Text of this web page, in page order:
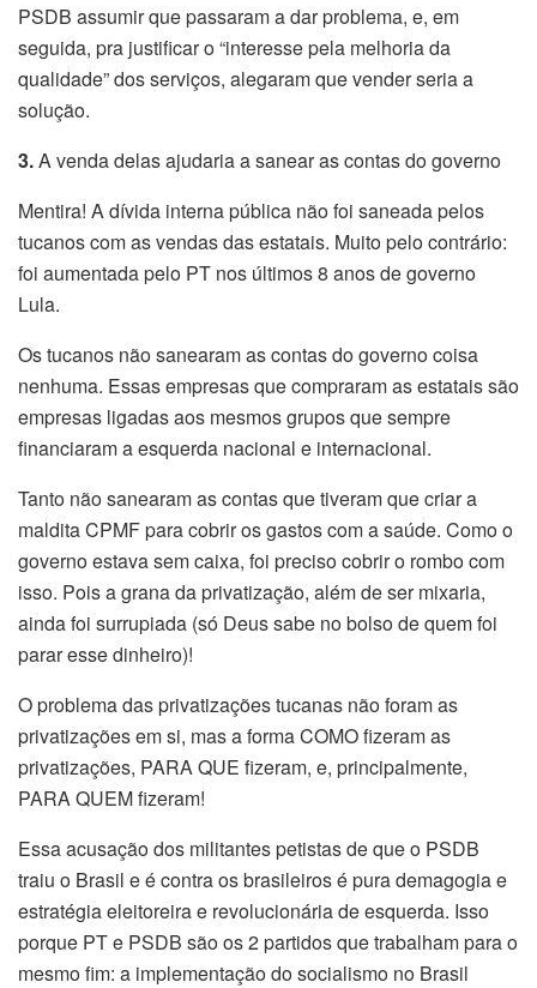
PSDB assumir que passaram a dar problema, e, em
seguida, pra justificar o “interesse pela melhoria da
qualidade” dos serviços, alegaram que vender seria a
solução.
3.A venda delas ajudaria a sanear as contas do governo
Mentira! A dívida interna pública não foi saneada pelos
tucanos com as vendas das estatais. Muito pelo contrário:
foi aumentada pelo PT nos últimos 8 anos de governo
Lula.
Os tucanos não sanearam as contas do governo coisa
nenhuma. Essas empresas que compraram as estatais são
empresas ligadas aos mesmos grupos que sempre
financiaram a esquerda nacional e internacional.
Tanto não sanearam as contas que tiveram que criar a
maldita CPMF para cobrir os gastos com a saúde. Como o
governo estava sem caixa, foi preciso cobrir o rombo com
isso. Pois a grana da privatização, além de ser mixaria,
ainda foi surrupiada (só Deus sabe no bolso de quem foi
parar esse dinheiro)!
O problema das privatizações tucanas não foram as
privatizações em si, mas a forma COMO fizeram as
privatizações, PARA QUE fizeram, e, principalmente,
PARA QUEM fizeram!
Essa acusação dos militantes petistas de que o PSDB
traiu o Brasil e é contra os brasileiros é pura demagogia e
estratégia eleitoreira e revolucionária de esquerda. Isso
porque PT e PSDB são os 2 partidos que trabalham para o
mesmo fim: a implementação do socialismo no Brasil